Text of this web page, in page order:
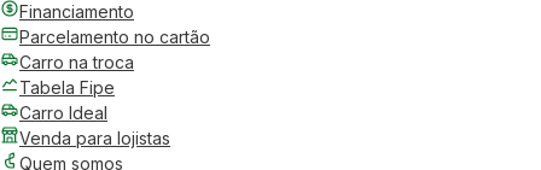
Financiamento
Parcelamento no cartão
Carro na troca
Tabela Fipe
Carro Ideal
Venda para lojistas
Quem somos